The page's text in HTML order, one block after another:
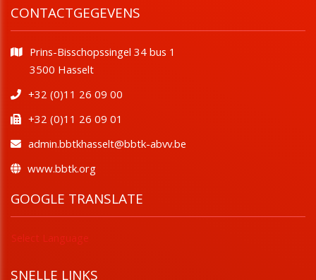
CONTACTGEGEVENS
Prins-Bisschopssingel 34 bus 1
​​​​​​​3500 Hasselt
+32 (0)11 26 09 00
+32 (0)11 26 09 01
admin.bbtkhasselt@bbtk-abvv.be
www.bbtk.org
GOOGLE TRANSLATE
Select Language
SNELLE LINKS